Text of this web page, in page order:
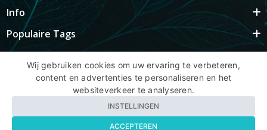
Info
Populaire Tags
Copyright BBNhair.nl
Wij gebruiken cookies om uw ervaring te verbeteren,
content en advertenties te personaliseren en het
websiteverkeer te analyseren.
INSTELLINGEN
ACCEPTEREN